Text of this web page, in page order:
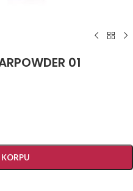
01